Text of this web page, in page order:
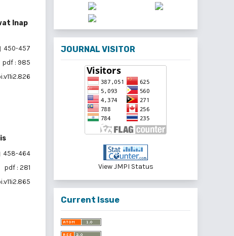
Inap
450-457
pdf : 985
458-464
pdf : 281
JOURNAL VISITOR
View JMPI Status
Current Issue